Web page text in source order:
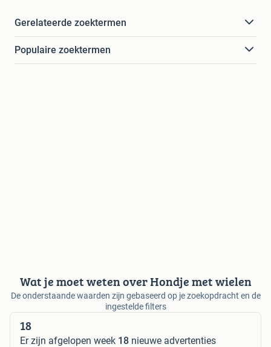
Gerelateerde zoektermen
Populaire zoektermen
Wat je moet weten over Hondje met wielen
De onderstaande waarden zijn gebaseerd op je zoekopdracht en de
ingestelde filters
18
Er zijn afgelopen week 18 nieuwe advertenties